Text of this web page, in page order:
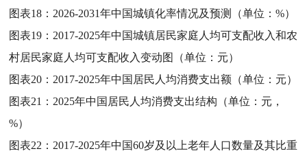
图表18： 2026-2031年中国城镇化率情况及预测（单位：%）
图表19： 2017-2025年中国城镇居民家庭人均可支配收入和农
村居民家庭人均可支配收入变动图（单位：元）
图表20： 2017-2025年中国居民人均消费支出额（单位：元）
图表21： 2025年中国居民人均消费支出结构（单位：元，
%）
图表22： 2017-2025年中国60岁及以上老年人口数量及其比重